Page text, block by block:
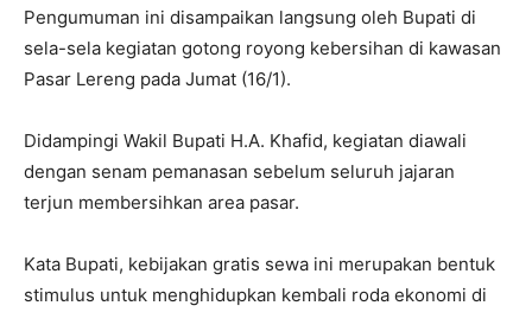
Pengumuman ini disampaikan langsung oleh Bupati di
sela-sela kegiatan gotong royong kebersihan di kawasan
Pasar Lereng pada Jumat (16/1).
Didampingi Wakil Bupati H.A. Khafid, kegiatan diawali
dengan senam pemanasan sebelum seluruh jajaran
terjun membersihkan area pasar.
Kata Bupati, kebijakan gratis sewa ini merupakan bentuk
stimulus untuk menghidupkan kembali roda ekonomi di